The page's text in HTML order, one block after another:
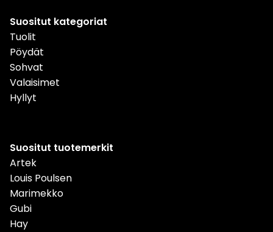
Suositut kategoriat
Tuolit
Pöydät
Sohvat
Valaisimet
Hyllyt
Suositut tuotemerkit
Artek
Louis Poulsen
Marimekko
Gubi
Hay